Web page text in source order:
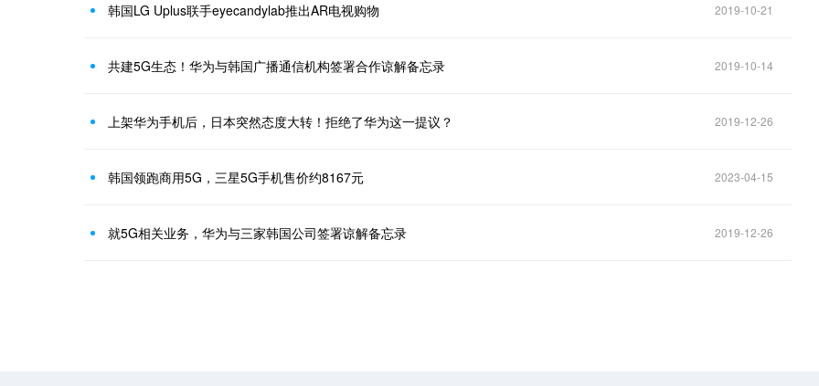
韩国LG Uplus联手eyecandylab推出AR电视购物 2019-10-21
共建5G生态！华为与韩国广播通信机构签署合作谅解备忘录 2019-10-14
上架华为手机后，日本突然态度大转！拒绝了华为这一提议？ 2019-12-26
韩国领跑商用5G，三星5G手机售价约8167元 2023-04-15
就5G相关业务，华为与三家韩国公司签署谅解备忘录 2019-12-26